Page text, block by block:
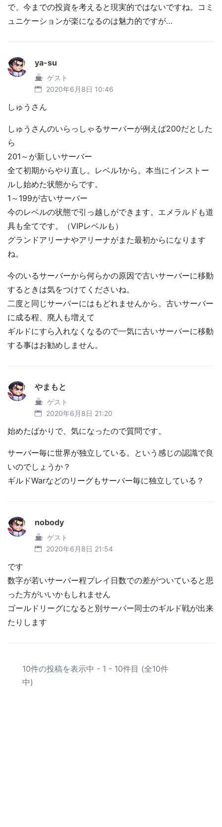
で、今までの投資を考えると現実的ではないですね。コミ
ュニケーションが楽になるのは魅力的ですが…
ya-su
ゲスト
2020年6月8日 10:46
しゅうさん
しゅうさんのいらっしゃるサーバーが例えば200だとした
ら
201～が新しいサーバー
全て初期からやり直し。レベル1から。本当にインストー
ルし始めた状態からです。
1～199が古いサーバー
今のレベルの状態で引っ越しができます。エメラルドも道
具も全てです。（VIPレベルも）
グランドアリーナやアリーナがまた最初からになります
ね。
今のいるサーバーから何らかの原因で古いサーバーに移動
するときは気をつけてくださいね。
二度と同じサーバーにはもどれませんから。古いサーバー
に成る程、廃人も増えて
ギルドにすら入れなくなるので一気に古いサーバーに移動
する事はお勧めしません。
やまもと
ゲスト
2020年6月8日 21:20
始めたばかりで、気になったので質問です。
サーバー毎に世界が独立している。という感じの認識で良
いのでしょうか？
ギルドWarなどのリーグもサーバー毎に独立している？
nobody
ゲスト
2020年6月8日 21:54
です
数字が若いサーバー程プレイ日数での差がついていると思
った方がいいかもしれません
ゴールドリーグになると別サーバー同士のギルド戦が出来
たりします
10件の投稿を表示中 - 1 - 10件目 (全10件
中)